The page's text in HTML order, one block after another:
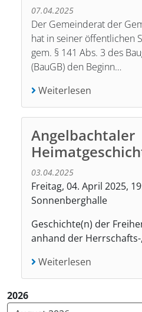
07.04.2025
Der Gemeinderat der
hat in seiner öffentlichen
gem. § 141 Abs. 3 des
(BauGB) den Beginn…
Weiterlesen
Angelbachtaler
03.04.2025
Freitag, 04. April 2025,
Sonnenberghalle
Geschichte(n) der
anhand der
Weiterlesen
2026